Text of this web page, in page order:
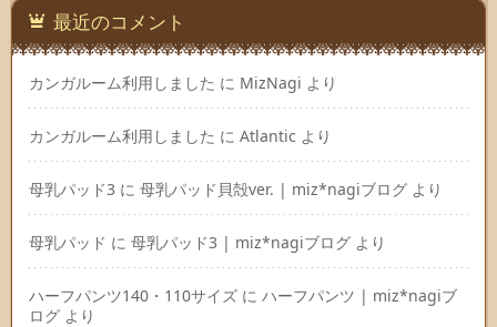
最近のコメント
カンガルーム利用しました に MizNagi より
カンガルーム利用しました に Atlantic より
母乳パッド3 に 母乳パッド貝殻ver. | miz*nagiブログ より
母乳パッド に 母乳パッド3 | miz*nagiブログ より
ハーフパンツ140・110サイズ に ハーフパンツ | miz*nagiブ
ログ より